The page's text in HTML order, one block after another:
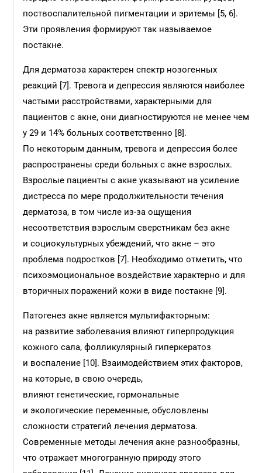
поствоспалительной пигментации и эритемы [5, 6].
Эти проявления формируют так называемое
постакне.
Для дерматоза характерен спектр нозогенных
реакций [7]. Тревога и депрессия являются наиболее
частыми расстройствами, характерными для
пациентов с акне, они диагностируются не менее чем
у 29 и 14% больных соответственно [8].
По некоторым данным, тревога и депрессия более
распространены среди больных с акне взрослых.
Взрослые пациенты с акне указывают на усиление
дистресса по мере продолжительности течения
дерматоза, в том числе из-за ощущения
несоответствия взрослым сверстникам без акне
и социокультурных убеждений, что акне – это
проблема подростков [7]. Необходимо отметить, что
психоэмоциональное воздействие характерно и для
вторичных поражений кожи в виде постакне [9].
Патогенез акне является мультифакторным:
на развитие заболевания влияют гиперпродукция
кожного сала, фолликулярный гиперкератоз
и воспаление [10]. Взаимодействием этих факторов,
на которые, в свою очередь,
влияют генетические, гормональные
и экологические переменные, обусловлены
сложности стратегий лечения дерматоза.
Современные методы лечения акне разнообразны,
что отражает многогранную природу этого